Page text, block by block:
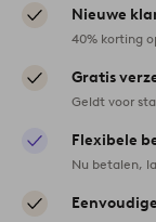
Nieuwe
40% korting
Gratis
Geldt voor
Flexibele
Nu betalen,